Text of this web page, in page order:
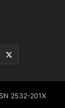
2532-201X